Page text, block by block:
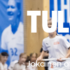
Jokainen